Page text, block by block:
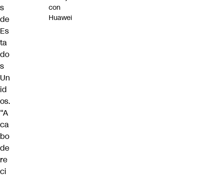
s
de
Es
ta
do
s
Un
id
os.
“A
ca
bo
de
re
ci
con
Huawei